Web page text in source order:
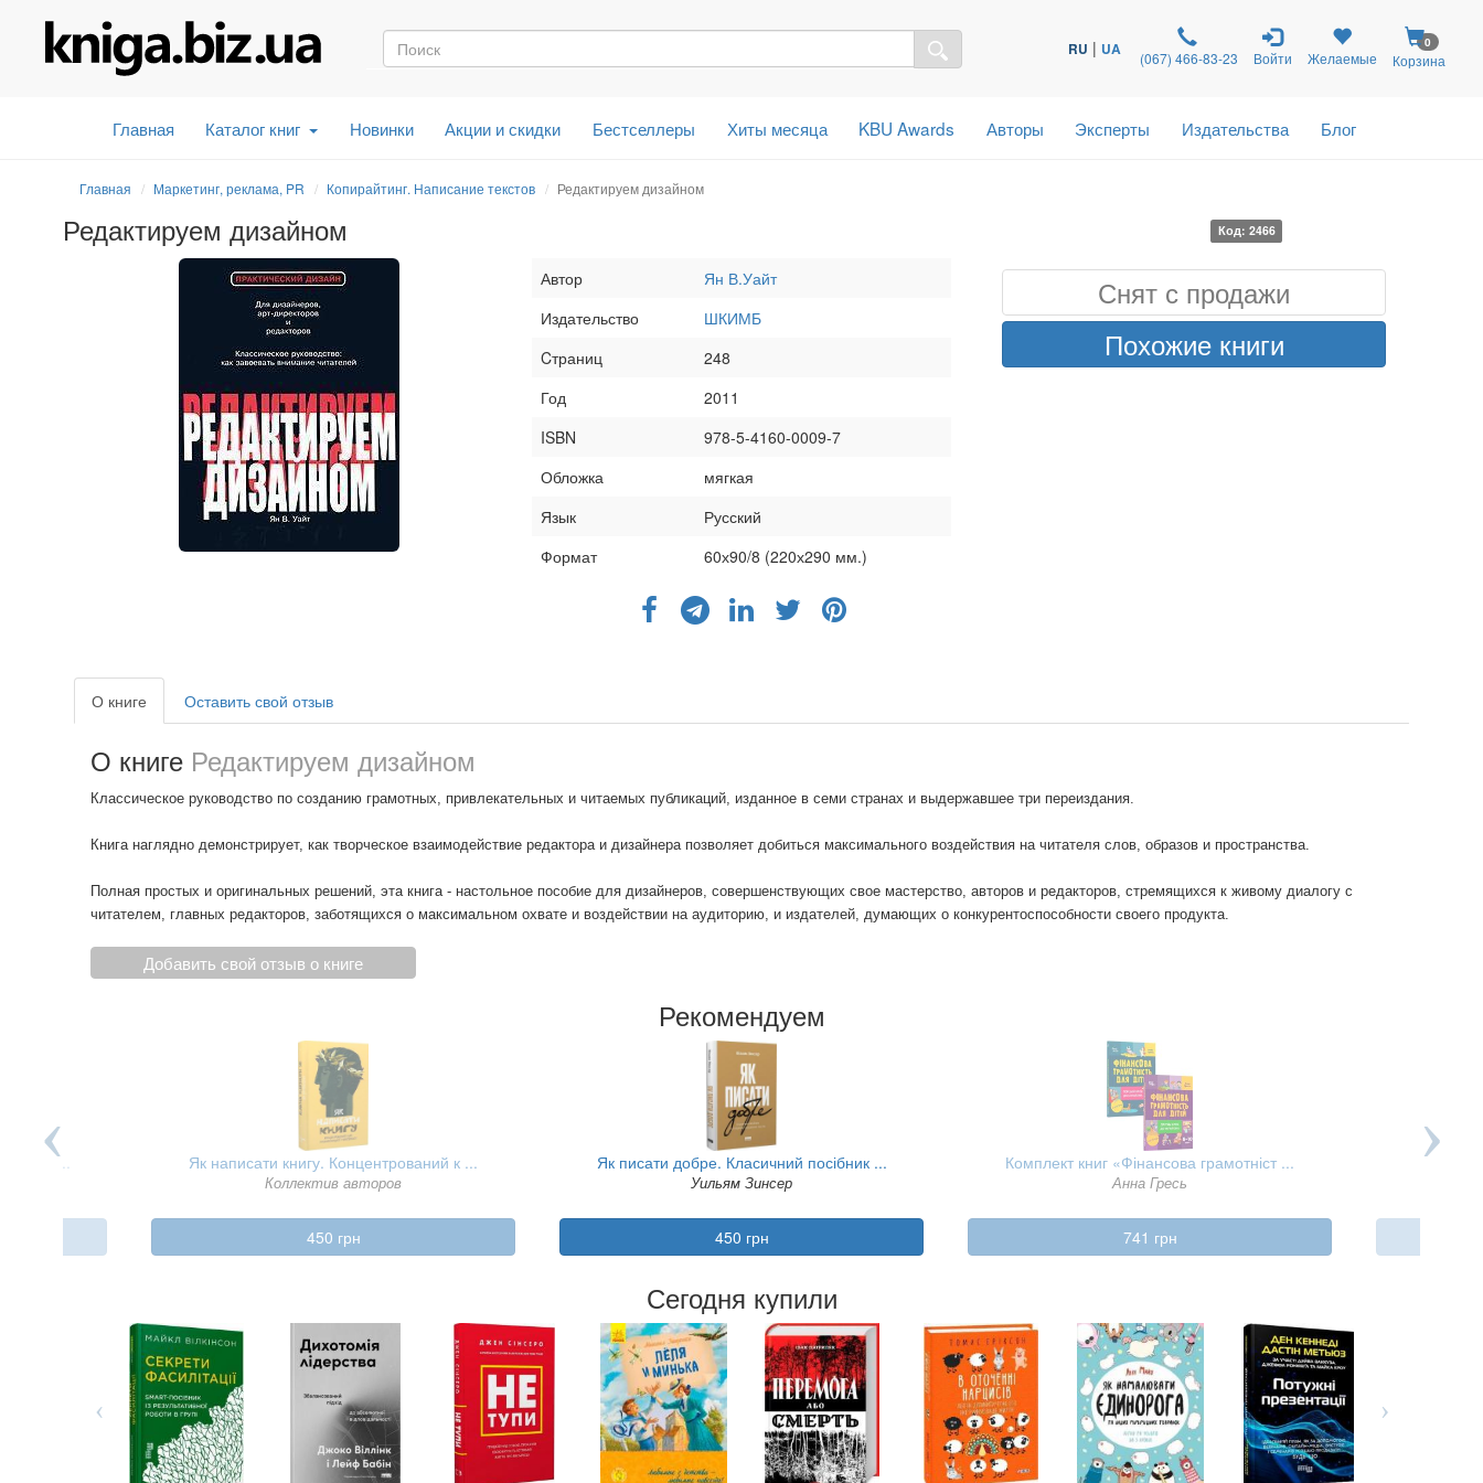
RU | UA (067) 466-83-23 Войти Желаемые
0
Корзина
Главная Каталог книг Новинки Акции и скидки Бестселлеры Хиты месяца KBU Awards Авторы Эксперты Издательства Блог
Главная Маркетинг, реклама, PR Копирайтинг. Написание текстов Редактируем дизайном
Редактируем дизайном Код: 2466
Снят с продажи
Похожие книги
Автор
Ян В.Уайт
Издательство
ШКИМБ
Cтраниц
248
Год
2011
ISBN
978-5-4160-0009-7
Обложка
мягкая
Язык
Русский
Формат
60х90/8 (220х290 мм.)
О книге Оставить свой отзыв
О книге Редактируем дизайном
Классическое руководство по созданию грамотных, привлекательных и читаемых публикаций, изданное в семи странах и выдержавшее три переиздания.
Книга наглядно демонстрирует, как творческое взаимодействие редактора и дизайнера позволяет добиться максимального воздействия на читателя слов, образов и пространства.
Полная простых и оригинальных решений, эта книга - настольное пособие для дизайнеров, совершенствующих свое мастерство, авторов и редакторов, стремящихся к живому диалогу с
читателем, главных редакторов, заботящихся о максимальном охвате и воздействии на аудиторию, и издателей, думающих о конкурентоспособности своего продукта.
Добавить свой отзыв о книге
Рекомендуем
... Як написати книгу. Концентрований к ...
Коллектив авторов
450 грн
Як писати добре. Класичний посібник ...
Уильям Зинсер
450 грн
Комплект книг «Фінансова грамотніст ...
Анна Гресь
741 грн
Сегодня купили